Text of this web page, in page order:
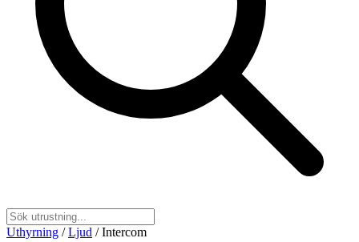
Uthyrning / Ljud / Intercom